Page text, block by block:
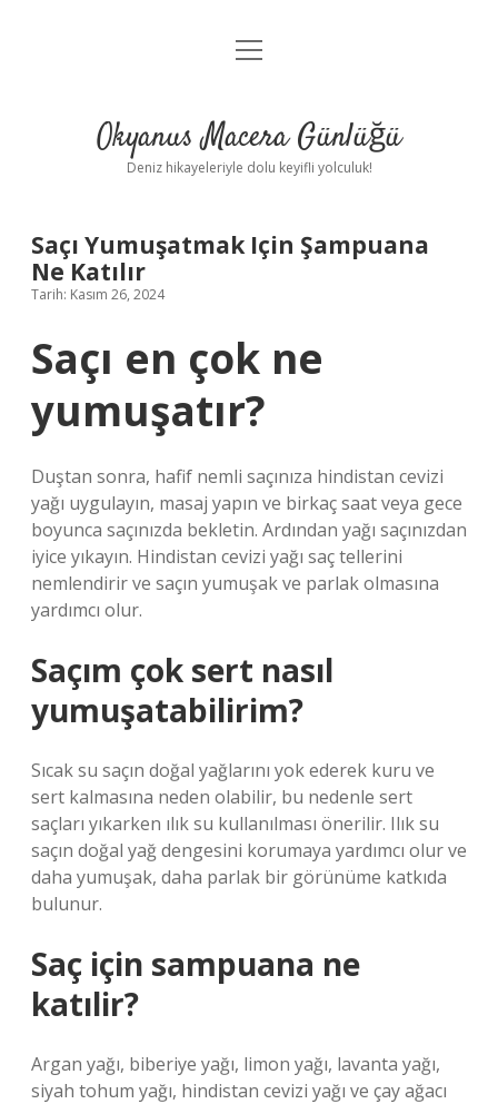
Anasayfa
Yasal Uyarı
menüyü
Okyanus Macera Günlüğü
Deniz hikayeleriyle dolu keyifli yolculuk!
Saçı Yumuşatmak Için Şampuana
Ne Katılır
Tarih: Kasım 26, 2024
Saçı en çok ne
yumuşatır?
Duştan sonra, hafif nemli saçınıza hindistan cevizi
yağı uygulayın, masaj yapın ve birkaç saat veya gece
boyunca saçınızda bekletin. Ardından yağı saçınızdan
iyice yıkayın. Hindistan cevizi yağı saç tellerini
nemlendirir ve saçın yumuşak ve parlak olmasına
yardımcı olur.
Saçım çok sert nasıl
yumuşatabilirim?
Sıcak su saçın doğal yağlarını yok ederek kuru ve
sert kalmasına neden olabilir, bu nedenle sert
saçları yıkarken ılık su kullanılması önerilir. Ilık su
saçın doğal yağ dengesini korumaya yardımcı olur ve
daha yumuşak, daha parlak bir görünüme katkıda
bulunur.
Saç için sampuana ne
katılir?
Argan yağı, biberiye yağı, limon yağı, lavanta yağı,
siyah tohum yağı, hindistan cevizi yağı ve çay ağacı